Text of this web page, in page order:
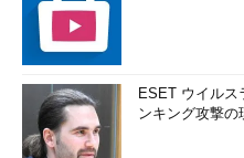
ESET ウイルス
ンキング攻撃の